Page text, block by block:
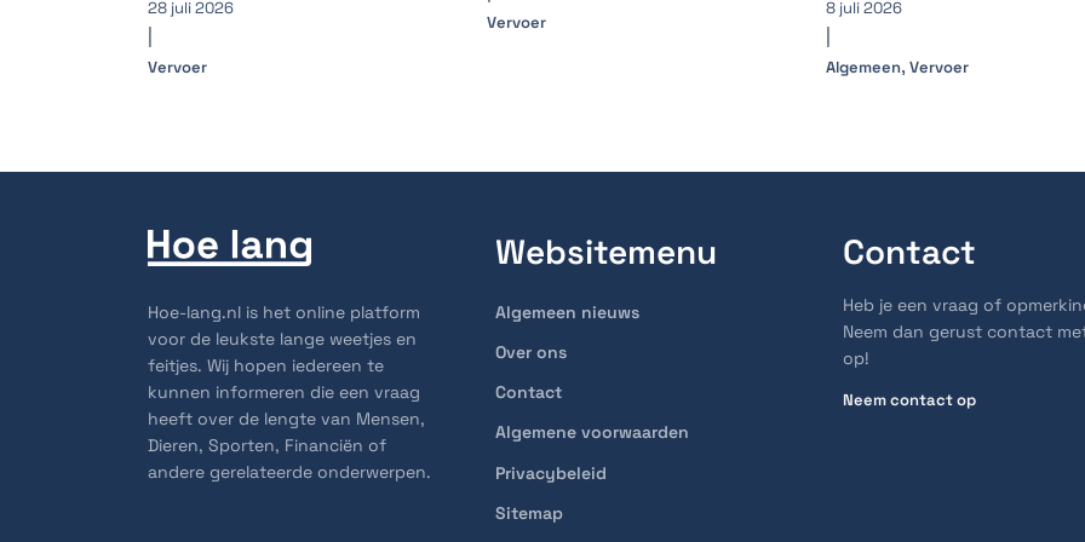
28 juli 2026
|
Vervoer
Vervoer
8 juli 2026
|
Algemeen, Vervoer
Hoe-lang.nl is het online platform
voor de leukste lange weetjes en
feitjes. Wij hopen iedereen te
kunnen informeren die een vraag
heeft over de lengte van Mensen,
Dieren, Sporten, Financiën of
andere gerelateerde onderwerpen.
Websitemenu
Algemeen nieuws
Over ons
Contact
Algemene voorwaarden
Privacybeleid
Sitemap
Contact
Heb je een vraag of
Neem dan gerust contact
op!
Neem contact op